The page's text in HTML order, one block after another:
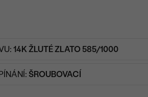
14K ŽLUTÉ ZLATO 585/1000
ŠROUBOVACÍ